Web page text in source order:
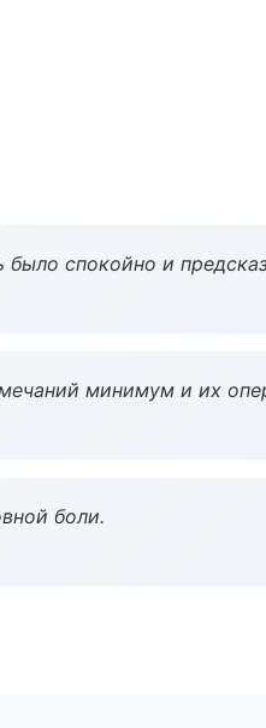
было спокойно и
минимум и их
боли.